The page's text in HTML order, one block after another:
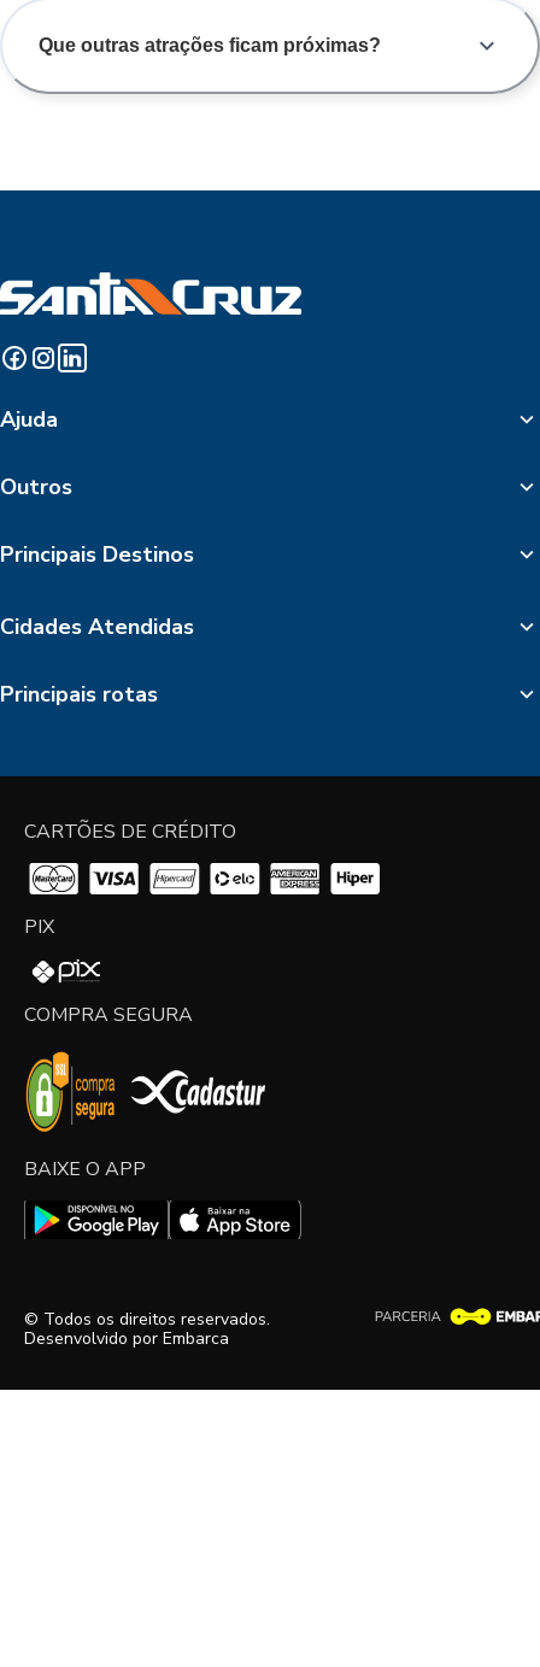
Que outras atrações ficam próximas?
Ajuda
Outros
Principais Destinos
Cidades Atendidas
Principais rotas
CARTÕES DE CRÉDITO
PIX
COMPRA SEGURA
BAIXE O APP
© Todos os direitos reservados.
Desenvolvido por Embarca